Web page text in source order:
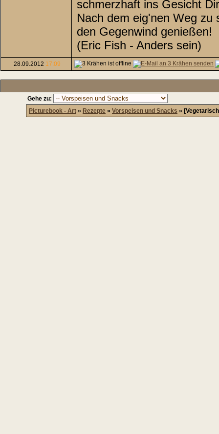
schmerzhaft ins Gesicht
Nach dem eig'nen Weg zu
den Gegenwind genießen!
(Eric Fish - Anders sein)
28.09.2012 17:09
Gehe zu:
Picturebook - Art » Rezepte » Vorspeisen und Snacks »